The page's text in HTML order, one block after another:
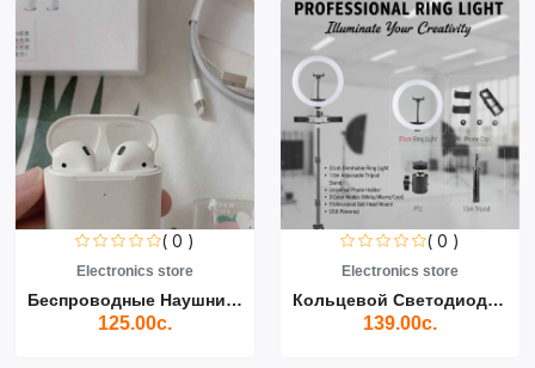
( 0 )
Electronics store
Беспроводные Наушники Air...
125.00с.
( 0 )
Electronics store
Кольцевой Светодиодный Св...
139.00с.